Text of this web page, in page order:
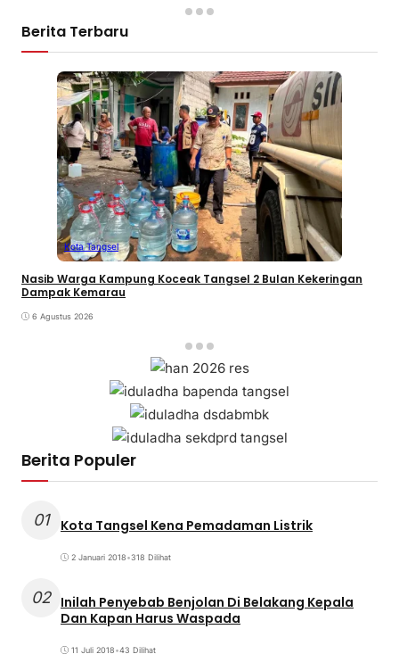
Berita Terbaru
Kota Tangsel
Nasib Warga Kampung Koceak Tangsel 2 Bulan Kekeringan
Dampak Kemarau
6 Agustus 2026
Berita Populer
01 Kota Tangsel Kena Pemadaman Listrik
2 Januari 2018•318 Dilihat
02 Inilah Penyebab Benjolan Di Belakang Kepala
Dan Kapan Harus Waspada
11 Juli 2018•43 Dilihat